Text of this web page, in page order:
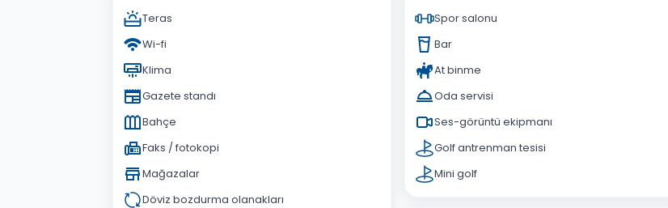
Sorunuz
Teras
Wi-fi
Klima
Gazete standı
Bahçe
Faks / fotokopi
Mağazalar
Döviz bozdurma olanakları
Spor salonu
Bar
At binme
Oda servisi
Ses-görüntü ekipmanı
Golf antrenman tesisi
Mini golf